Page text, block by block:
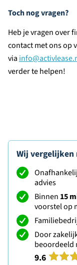
Toch nog vragen?
Heb je vragen over
contact met ons op
via
verder te helpen!
Wij vergelijken
advies
Binnen 15
voorstel op
Door
beoordeeld
9.6